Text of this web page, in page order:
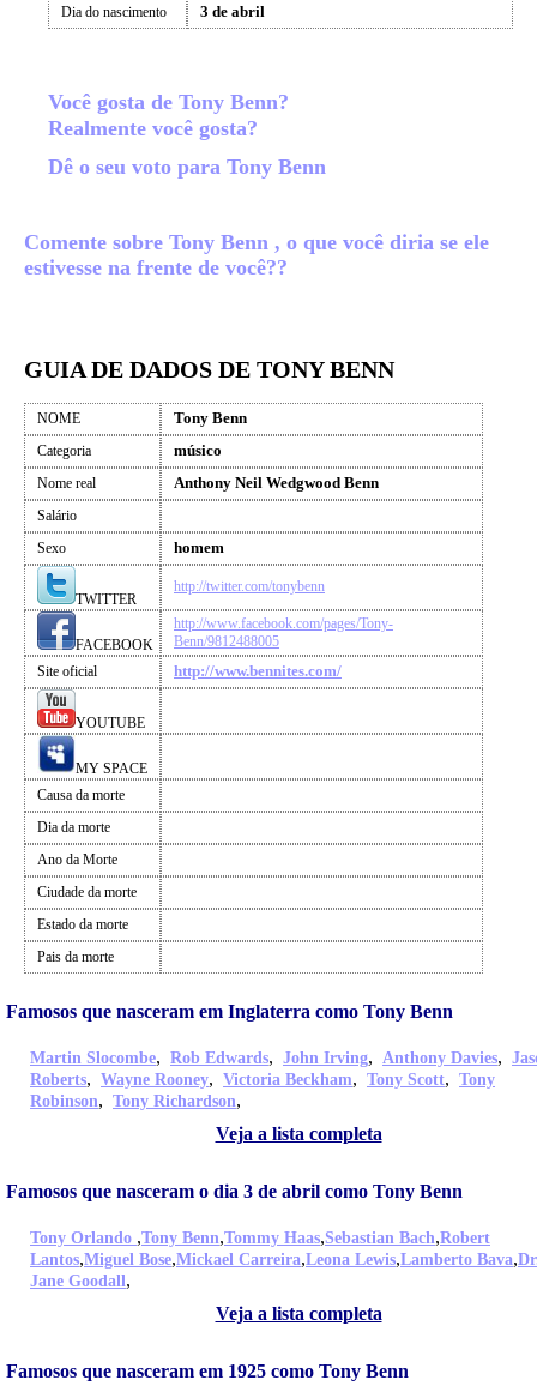
Dia do nascimento 3 de abril
Você gosta de Tony Benn?
Realmente você gosta?
Dê o seu voto para Tony Benn
Comente sobre Tony Benn , o que você diria se ele
estivesse na frente de você??
GUIA DE DADOS DE TONY BENN
NOME Tony Benn
Categoria músico
Nome real Anthony Neil Wedgwood Benn
Salário
Sexo
homem
TWITTER
http://twitter.com/tonybenn
FACEBOOK
http://www.facebook.com/pages/Tony-
Benn/9812488005
Site oficial
http://www.bennites.com/
YOUTUBE
MY SPACE
Causa da morte
Dia da morte
Ano da Morte
Ciudade da morte
Estado da morte
Pais da morte
Famosos que nasceram em Inglaterra como Tony Benn
Martin Slocombe, Rob Edwards, John Irving, Anthony Davies,
Roberts, Wayne Rooney, Victoria Beckham, Tony Scott, Tony
Robinson, Tony Richardson,
Veja a lista completa
Famosos que nasceram o dia 3 de abril como Tony Benn
Tony Orlando ,Tony Benn,Tommy Haas,Sebastian Bach,Robert
Lantos,Miguel Bose,Mickael Carreira,Leona Lewis,Lamberto Bava,
Jane Goodall,
Veja a lista completa
Famosos que nasceram em 1925 como Tony Benn